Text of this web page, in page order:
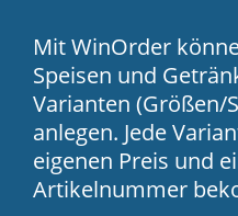
Mit WinOrder
Speisen und
Varianten (Größen/
anlegen. Jede
eigenen Preis und
Artikelnummer